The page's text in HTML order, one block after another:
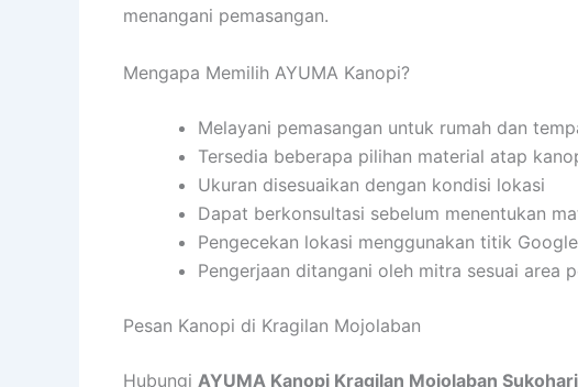
menangani pemasangan.
Mengapa Memilih AYUMA Kanopi?
Melayani pemasangan untuk rumah dan
Tersedia beberapa pilihan material atap
Ukuran disesuaikan dengan kondisi lokasi
Dapat berkonsultasi sebelum menentukan
Pengecekan lokasi menggunakan titik
Pengerjaan ditangani oleh mitra sesuai area
Pesan Kanopi di Kragilan Mojolaban
Hubungi AYUMA Kanopi Kragilan Mojolaban